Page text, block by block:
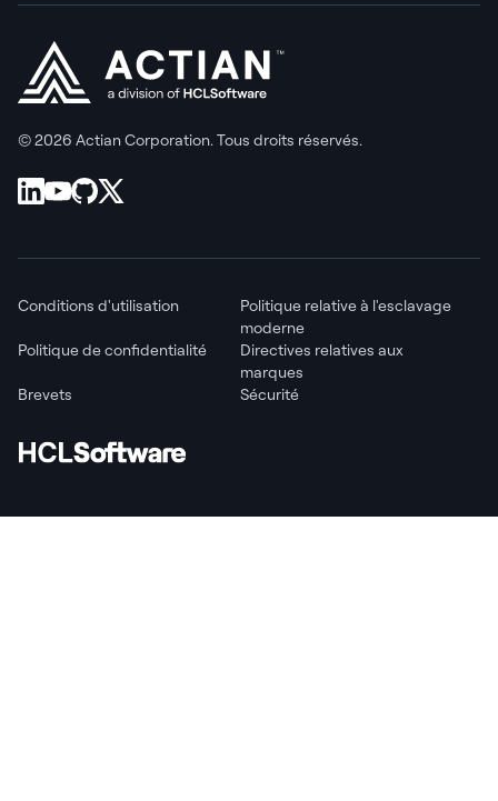
© 2026 Actian Corporation. Tous droits réservés.
Conditions d'utilisation
Politique relative à l'esclavage
moderne
Politique de confidentialité
Directives relatives aux
marques
Brevets
Sécurité